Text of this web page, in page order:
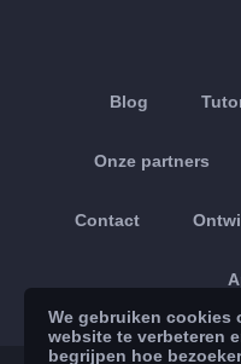
Blog
Onze partners
Contact
We gebruiken cookies
website te verbeteren
begrijpen hoe